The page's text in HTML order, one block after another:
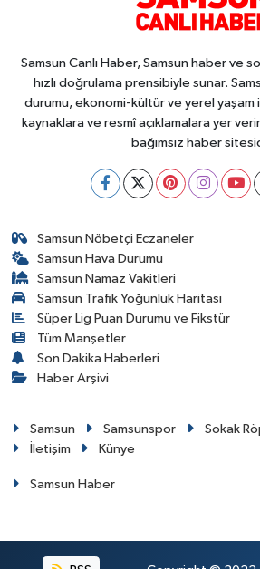
Samsun Canlı Haber, Samsun haber ve
hızlı doğrulama prensibiyle sunar.
durumu, ekonomi-kültür ve yerel
kaynaklara ve resmî açıklamalara yer
bağımsız haber
Samsun Nöbetçi Eczaneler
Samsun Hava Durumu
Samsun Namaz Vakitleri
Samsun Trafik Yoğunluk Haritası
Süper Lig Puan Durumu ve Fikstür
Tüm Manşetler
Son Dakika Haberleri
Haber Arşivi
Samsun Samsunspor Sokak
İletişim
Künye
Samsun Haber